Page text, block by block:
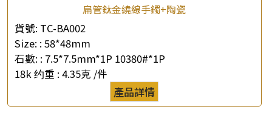
扁管鈦金繞線手鐲+陶瓷
貨號: TC-BA002
Size: : 58*48mm
石數: : 7.5*7.5mm*1P 10380#*1P
18k 约重 : 4.35克 /件
產品詳情